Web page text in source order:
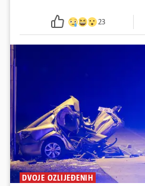
23
DVOJE OZLIJEĐENIH